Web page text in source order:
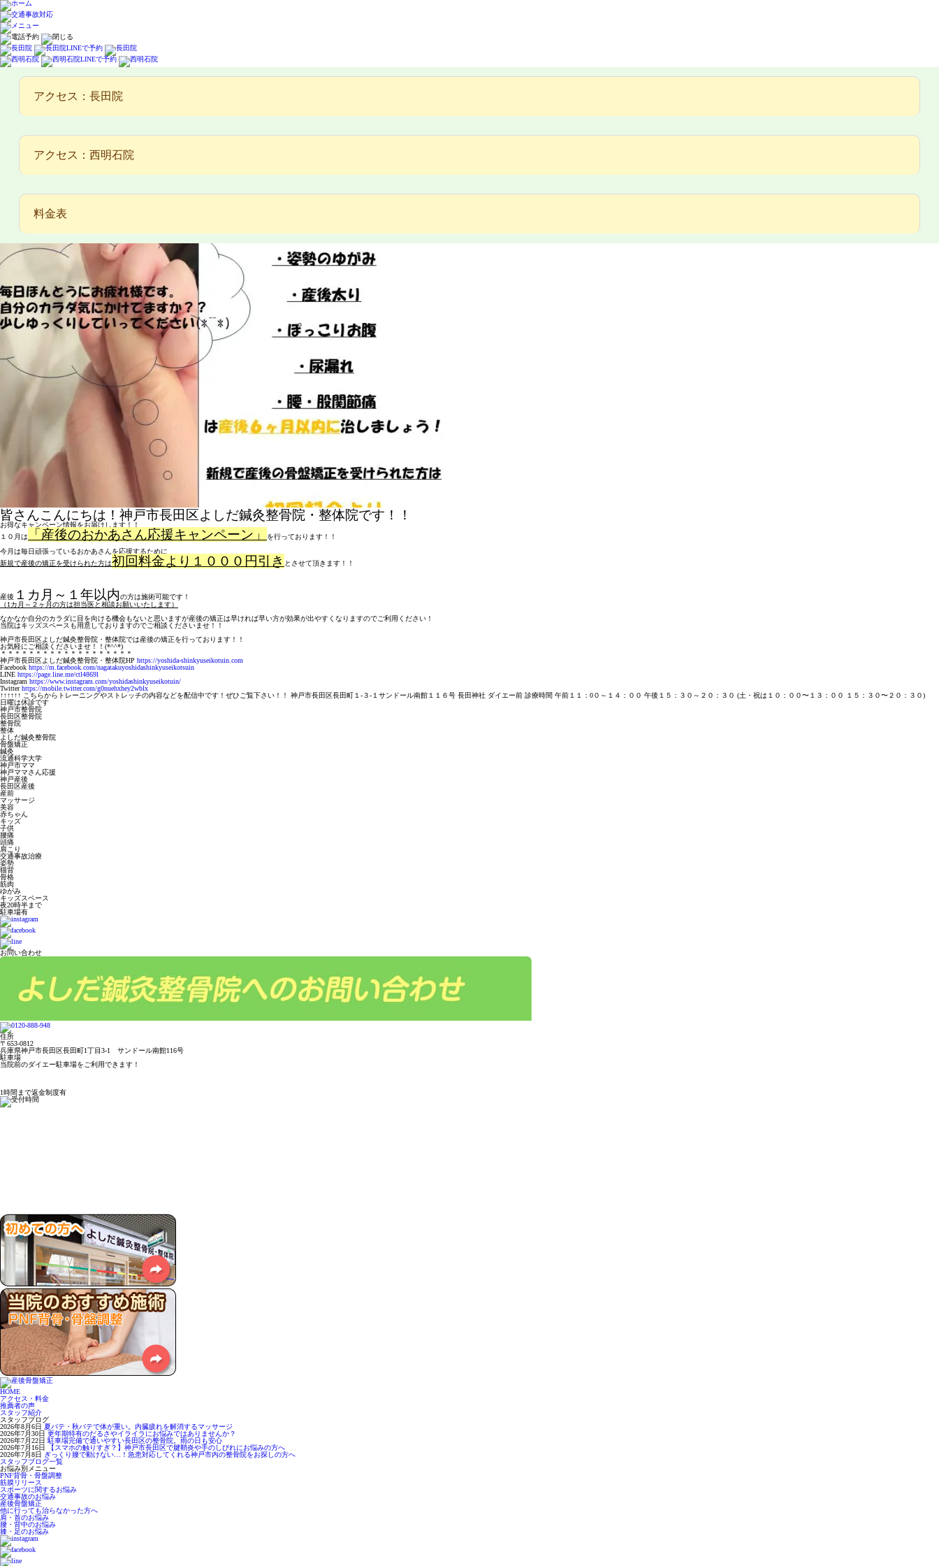
アクセス：長田院
アクセス：西明石院
料金表
ブログ
１０月のキャンペーン情報！！
スタッフブログ
皆さんこんにちは！神戸市長田区よしだ鍼灸整骨院・整体院です！！
お得なキャンペーン情報をお届けします！！
１０月は
「産後のおかあさん応援キャンペーン」
を行っております！！
今月は毎日頑張っているおかあさんを応援するために
新規で産後の矯正を受けられた方は初回料金より１０００円引き とさせて頂きます！！
産後 １カ月～１年以内の方は施術可能です！
（1カ月～２ヶ月の方は担当医と相談お願いいたします）
なかなか自分のカラダに目を向ける機会もないと思いますが産後の矯正は早ければ早い方が効果が出やすくなりますのでご利用ください！
当院はキッズスペースも用意しておりますのでご相談くださいませ！！
神戸市長田区よしだ鍼灸整骨院・整体院では産後の矯正を行っております！！
お気軽にご相談くださいませ！！(*^^*)
＊＊＊＊＊＊＊＊＊＊＊＊＊＊＊＊＊＊＊
神戸市長田区よしだ鍼灸整骨院・整体院HP https://yoshida-shinkyuseikotuin.com
Facebook https://m.facebook.com/nagatakuyoshidashinkyuseikotsuin
LINE https://page.line.me/ctl4869l
Instagram https://www.instagram.com/yoshidashinkyuseikotuin/
Twitterhttps://mobile.twitter.com/g0nuehxhey2wblx
↑↑↑↑↑↑ こちらからトレーニングやストレッチの内容などを配信中です！ぜひご覧下さい！！ 神戸市長田区長田町１-３-１サンドール南館１１６号 長田神社 ダイエー前 診療時間 午前１１：0０～１４：００ 午後１５：３０～２０：３０ (土・祝は１０：００〜１３：００ １５：３０〜２０：３０)
日曜は休診です
神戸市整骨院
長田区整骨院
整骨院
整体
よしだ鍼灸整骨院
骨盤矯正
鍼灸
流通科学大学
神戸市ママ
神戸ママさん応援
神戸産後
長田区産後
産前
マッサージ
美容
赤ちゃん
キッズ
子供
腰痛
頭痛
肩こり
交通事故治療
姿勢
猫背
骨格
筋肉
ゆがみ
キッズスペース
夜20時半まで
駐車場有
お問い合わせ
住所
〒653-0812
兵庫県神戸市長田区長田町1丁目3-1 サンドール南館116号
駐車場
当院前のダイエー駐車場をご利用できます！
1時間まで返金制度有
HOME
アクセス・料金
推薦者の声
スタッフ紹介
スタッフブログ
2026年8月6日 夏バテ・秋バテで体が重い。内臓疲れを解消するマッサージ
2026年7月30日 更年期特有のだるさやイライラにお悩みではありませんか？
2026年7月22日 駐車場完備で通いやすい長田区の整骨院。雨の日も安心
2026年7月16日
【スマホの触りすぎ？】神戸市長田区で腱鞘炎や手のしびれにお悩みの方へ
2026年7月8日
ぎっくり腰で動けない…！急患対応してくれる神戸市内の整骨院をお探しの方へ
スタッフブログ一覧
お悩み別メニュー
PNF背骨・骨盤調整
筋膜リリース
スポーツに関するお悩み
交通事故のお悩み
産後骨盤矯正
他に行っても治らなかった方へ
肩・首のお悩み
腰・背中のお悩み
膝・足のお悩み